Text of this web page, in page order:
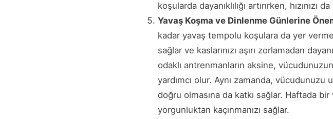
koşularda dayanıklılığı artırırken, hızınızı
Yavaş Koşma ve Dinlenme Günlerine
kadar yavaş tempolu koşulara da yer
sağlar ve kaslarınızı aşırı zorlamadan
odaklı antrenmanların aksine,
yardımcı olur. Aynı zamanda,
doğru olmasına da katkı sağlar. Haftada
yorgunluktan kaçınmanızı sağlar.